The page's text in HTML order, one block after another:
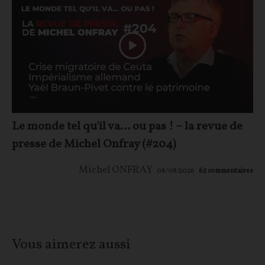
Le monde tel qu'il va… ou pas ! – la revue de
presse de Michel Onfray (#204)
Michel ONFRAY 08/08/2026 62commentaires
Vous aimerez aussi